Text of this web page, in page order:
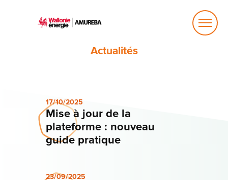
Actualités
17/10/2025
Mise à jour de la
plateforme : nouveau
guide pratique
23/09/2025
Ouvrir
le